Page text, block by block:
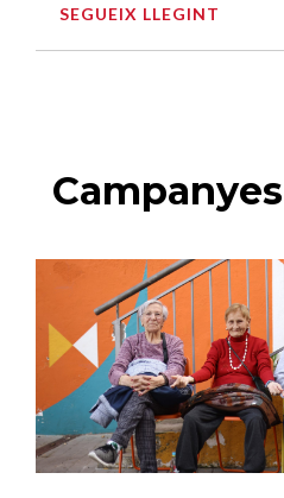
SEGUEIX LLEGINT